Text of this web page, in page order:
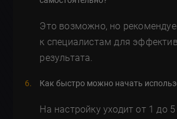
Это возможно, но
к специалистам для
результата.
Как быстро можно начать
На настройку уходит от 1 до